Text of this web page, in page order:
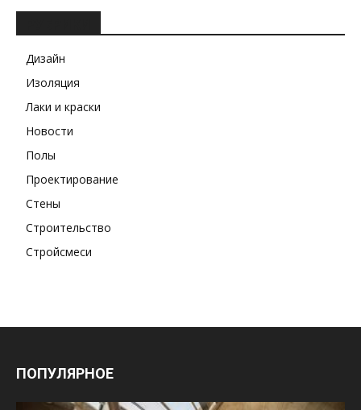
Дизайн
Изоляция
Лаки и краски
Новости
Полы
Проектирование
Стены
Строительство
Стройсмеси
ПОПУЛЯРНОЕ